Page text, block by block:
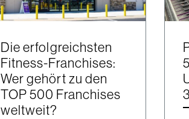
Die erfolgreichsten
Fitness-Franchises:
Wer gehört zu den
TOP 500 Franchises
weltweit?